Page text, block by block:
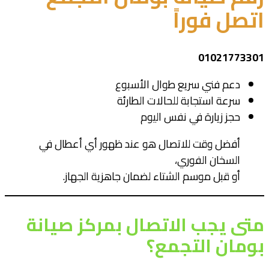
اتصل فوراً
01021773301
دعم فني سريع طوال الأسبوع
سرعة استجابة للحالات الطارئة
حجز زيارة في نفس اليوم
أفضل وقت للاتصال هو عند ظهور أي أعطال في
السخان الفوري،
أو قبل موسم الشتاء لضمان جاهزية الجهاز.
متى يجب الاتصال بمركز صيانة
بومان التجمع؟